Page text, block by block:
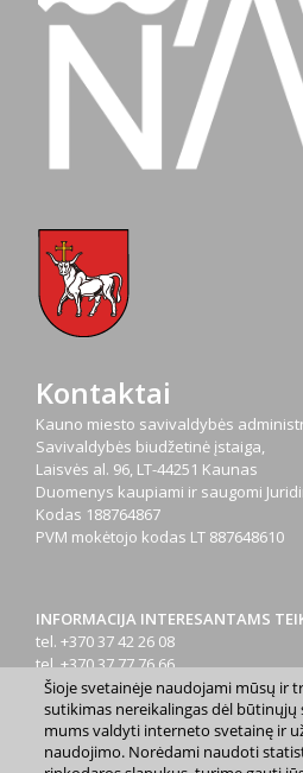
Kontaktai
Kauno miesto savivaldybės
Savivaldybės biudžetinė įstaiga,
Laisvės al. 96, LT-44251 Kaunas
Duomenys kaupiami ir saugomi
Kodas 188764867
PVM mokėtojo kodas LT 887648610
INFORMACIJA INTERESANTAMS
tel. +370 37 42 26 08
tel. +370 37 77 76 66
tel. +370 660 07000
el. p.info@kaunas.lt
Šioje svetainėje naudojami mūsų ir
sutikimas nereikalingas dėl būtinųjų
mums valdyti interneto svetainę ir
naudojimo. Norėdami naudoti